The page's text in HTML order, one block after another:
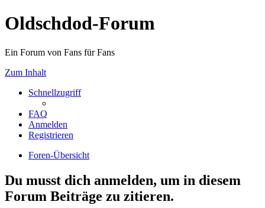
Oldschdod-Forum
Ein Forum von Fans für Fans
Zum Inhalt
Schnellzugriff
FAQ
Anmelden
Registrieren
Foren-Übersicht
Du musst dich anmelden, um in diesem
Forum Beiträge zu zitieren.